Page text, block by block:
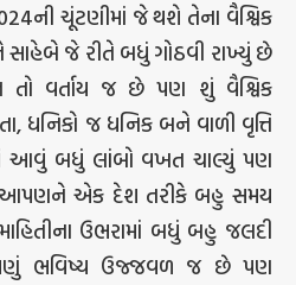
ચૂંટણીમાં જે થશે તેના વૈશ્વિક
સાહેબે જે રીતે બધું ગોઠવી રાખ્યું છે
તો વર્તાય જ છે પણ શું વૈશ્વિક
ધનિકો જ ધનિક બને વાળી વૃત્તિ
આવું બધું લાંબો વખત ચાલ્યું પણ
એક દેશ તરીકે બહુ સમય
ઉભરામાં બધું બહુ જલદી
ભવિષ્ય ઉજ્જવળ જ છે પણ